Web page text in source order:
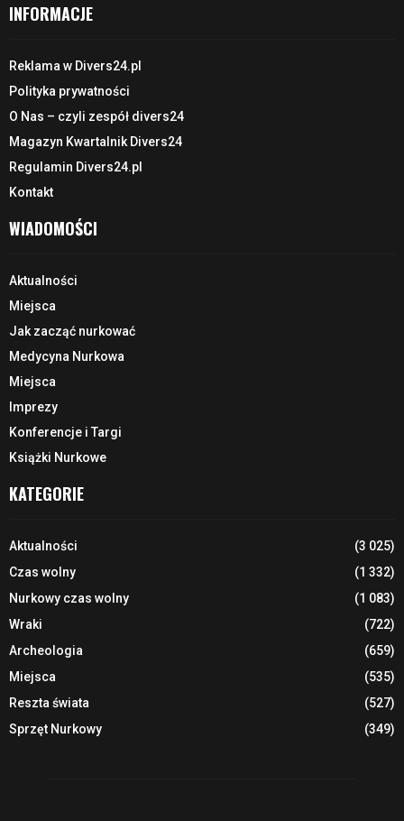
INFORMACJE
Reklama w Divers24.pl
Polityka prywatności
O Nas – czyli zespół divers24
Magazyn Kwartalnik Divers24
Regulamin Divers24.pl
Kontakt
WIADOMOŚCI
Aktualności
Miejsca
Jak zacząć nurkować
Medycyna Nurkowa
Miejsca
Imprezy
Konferencje i Targi
Książki Nurkowe
KATEGORIE
Aktualności
(3 025)
Czas wolny
(1 332)
Nurkowy czas wolny
(1 083)
Wraki
(722)
Archeologia
(659)
Miejsca
(535)
Reszta świata
(527)
Sprzęt Nurkowy
(349)